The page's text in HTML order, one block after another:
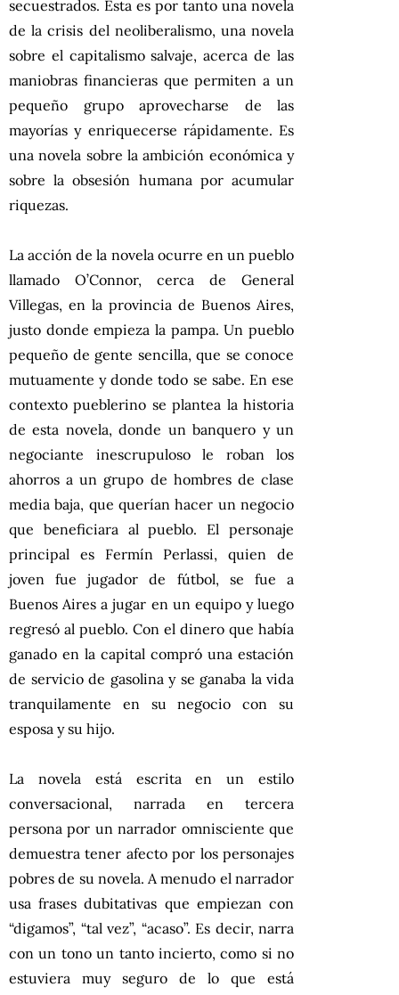
secuestrados. Esta es por tanto una novela
de la crisis del neoliberalismo, una novela
sobre el capitalismo salvaje, acerca de las
maniobras financieras que permiten a un
pequeño grupo aprovecharse de las
mayorías y enriquecerse rápidamente. Es
una novela sobre la ambición económica y
sobre la obsesión humana por acumular
riquezas.
La acción de la novela ocurre en un pueblo
llamado O’Connor, cerca de General
Villegas, en la provincia de Buenos Aires,
justo donde empieza la pampa. Un pueblo
pequeño de gente sencilla, que se conoce
mutuamente y donde todo se sabe. En ese
contexto pueblerino se plantea la historia
de esta novela, donde un banquero y un
negociante inescrupuloso le roban los
ahorros a un grupo de hombres de clase
media baja, que querían hacer un negocio
que beneficiara al pueblo. El personaje
principal es Fermín Perlassi, quien de
joven fue jugador de fútbol, se fue a
Buenos Aires a jugar en un equipo y luego
regresó al pueblo. Con el dinero que había
ganado en la capital compró una estación
de servicio de gasolina y se ganaba la vida
tranquilamente en su negocio con su
esposa y su hijo.
La novela está escrita en un estilo
conversacional, narrada en tercera
persona por un narrador omnisciente que
demuestra tener afecto por los personajes
pobres de su novela. A menudo el narrador
usa frases dubitativas que empiezan con
“digamos”, “tal vez”, “acaso”. Es decir, narra
con un tono un tanto incierto, como si no
estuviera muy seguro de lo que está